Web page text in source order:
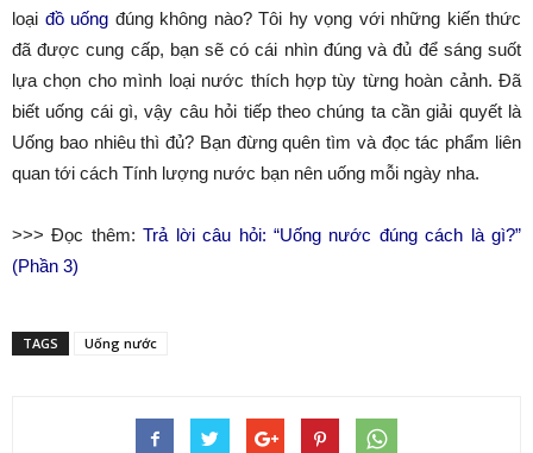
loại đồ uống đúng không nào? Tôi hy vọng với những kiến thức
đã được cung cấp, bạn sẽ có cái nhìn đúng và đủ để sáng suốt
lựa chọn cho mình loại nước thích hợp tùy từng hoàn cảnh. Đã
biết uống cái gì, vậy câu hỏi tiếp theo chúng ta cần giải quyết là
Uống bao nhiêu thì đủ? Bạn đừng quên tìm và đọc tác phẩm liên
quan tới cách Tính lượng nước bạn nên uống mỗi ngày nha.
>>> Đọc thêm:Trả lời câu hỏi: “Uống nước đúng cách là gì?”
(Phần 3)
TAGS Uống nước